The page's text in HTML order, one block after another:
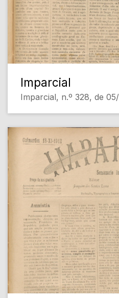
Imparcial
Imparcial, n.º 328, de 05/